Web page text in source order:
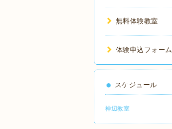
無料体験教室
体験申込フォーム
スケジュール
神辺教室